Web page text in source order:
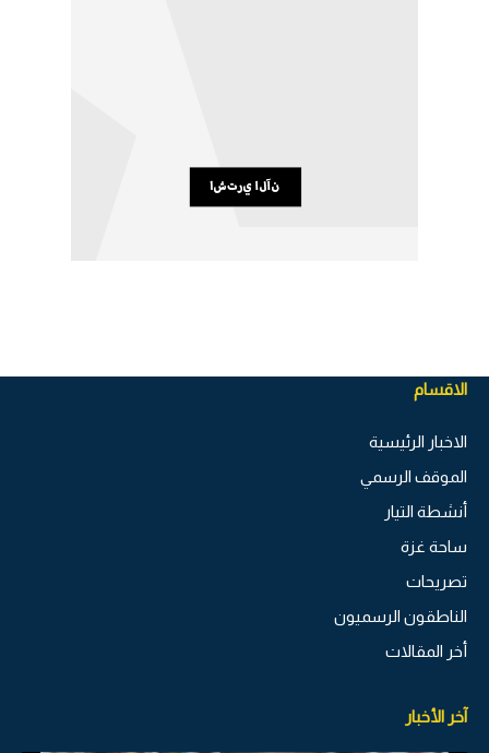
الاقسام
الاخبار الرئيسية
الموقف الرسمي
أنشطة التيار
ساحة غزة
تصريحات
الناطقون الرسميون
أخر المقالات
آخر الأخبار